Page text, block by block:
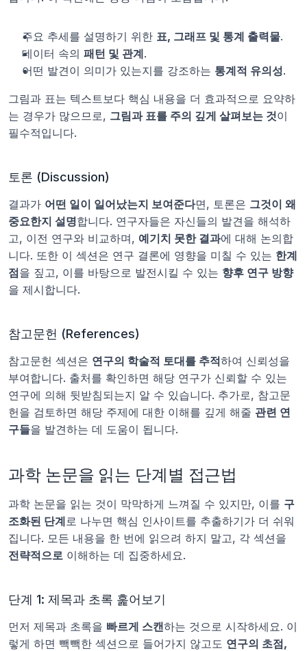
주요 추세를 설명하기 위한 표, 그래프 및 통계 출력물.
데이터 속의 패턴 및 관계.
어떤 발견이 의미가 있는지를 강조하는 통계적 유의성.
그림과 표는 텍스트보다 핵심 내용을 더 효과적으로 요약하
는 경우가 많으므로, 그림과 표를 주의 깊게 살펴보는 것이
필수적입니다.
토론 (Discussion)
결과가 어떤 일이 일어났는지 보여준다면, 토론은 그것이 왜
중요한지 설명합니다. 연구자들은 자신들의 발견을 해석하
고, 이전 연구와 비교하며, 예기치 못한 결과에 대해 논의합
니다. 또한 이 섹션은 연구 결론에 영향을 미칠 수 있는 한계
점을 짚고, 이를 바탕으로 발전시킬 수 있는 향후 연구 방향
을 제시합니다.
참고문헌 (References)
참고문헌 섹션은 연구의 학술적 토대를 추적하여 신뢰성을
부여합니다. 출처를 확인하면 해당 연구가 신뢰할 수 있는
연구에 의해 뒷받침되는지 알 수 있습니다. 추가로, 참고문
헌을 검토하면 해당 주제에 대한 이해를 깊게 해줄 관련 연
구들을 발견하는 데 도움이 됩니다.
과학 논문을 읽는 단계별 접근법
과학 논문을 읽는 것이 막막하게 느껴질 수 있지만, 이를 구
조화된 단계로 나누면 핵심 인사이트를 추출하기가 더 쉬워
전략적으로 이해하는 데 집중하세요.
단계 1: 제목과 초록 훑어보기
먼저 제목과 초록을 빠르게 스캔하는 것으로 시작하세요. 이
렇게 하면 빽빽한 섹션으로 들어가지 않고도 연구의 초점,